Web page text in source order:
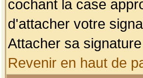
cochant la case
d'attacher votre
Attacher sa
Revenir en haut de